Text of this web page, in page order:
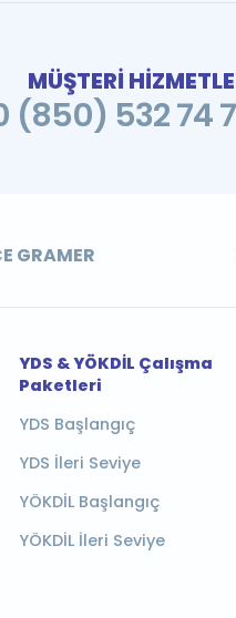
MÜŞTERİ
(850) 532 74
GRAMER
YDS & YÖKDİL Çalışma
Paketleri
YDS Başlangıç
YDS İleri Seviye
YÖKDİL Başlangıç
YÖKDİL İleri Seviye